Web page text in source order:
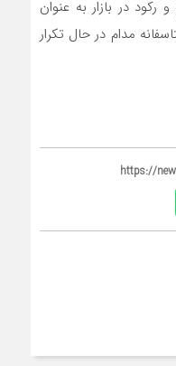
رکود در بازار به عنوان
مدام در حال تکرار
https://